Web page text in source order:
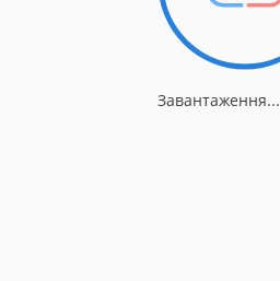
Завантаження...